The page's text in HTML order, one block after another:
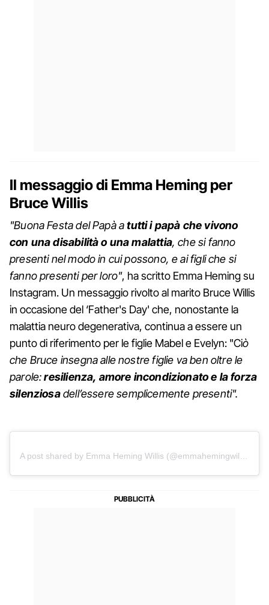
Il messaggio di Emma Heming per
Bruce Willis
"Buona Festa del Papà atutti i papà che vivono
con una disabilità o una malattia, che si fanno
presenti nel modo in cui possono, e ai figli che si
fanno presenti per loro", ha scritto Emma Heming su
Instagram. Un messaggio rivolto al marito Bruce Willis
in occasione del ‘Father's Day' che, nonostante la
malattia neuro degenerativa, continua a essere un
punto di riferimento per le figlie Mabel e Evelyn: "Ciò
che Bruce insegna alle nostre figlie va ben oltre le
parole:resilienza, amore incondizionato e la forza
silenziosadell’essere semplicemente presenti".